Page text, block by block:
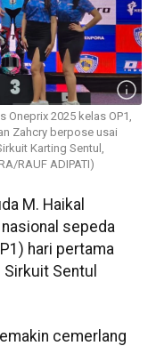
Oneprix 2025 kelas OP1,
Zahcry berpose usai
Karting Sentul,
RAUF ADIPATI)
M. Haikal
sepeda
hari pertama
Sentul
cemerlang